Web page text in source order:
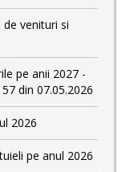
venituri si
pe anii 2027 -
din 07.05.2026
2026
pe anul 2026